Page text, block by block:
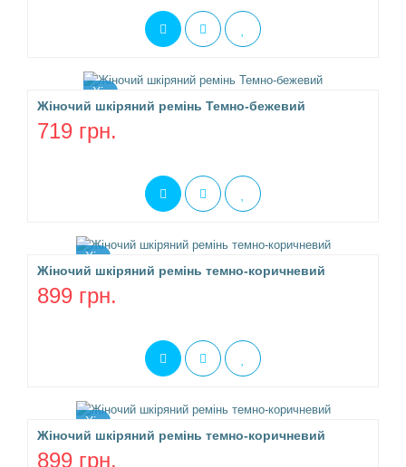
Хіт
Жіночий шкіряний ремінь Темно-бежевий
719 грн.
Хіт
Жіночий шкіряний ремінь темно-коричневий
899 грн.
Хіт
Жіночий шкіряний ремінь темно-коричневий
899 грн.